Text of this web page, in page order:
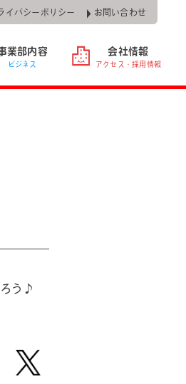
イバシーポリシー お問い合わせ
業部内容
ビジネス
会社情報
アクセス・採用情報
う♪